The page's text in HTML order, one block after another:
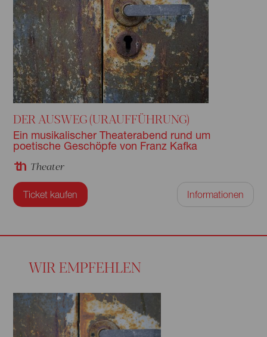
DER AUSWEG (URAUFFÜHRUNG)
Ein musikalischer Theaterabend rund um
poetische Geschöpfe von Franz Kafka
Theater
Ticket kaufen Informationen
WIR EMPFEHLEN